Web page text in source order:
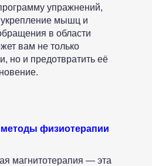
физиотерапии
упражнений,
мышц и
в области
вам не только
но и предотвратить её
магнитотерапия — эта